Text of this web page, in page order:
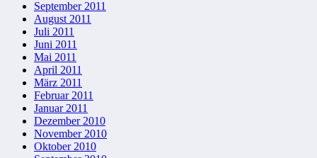
September 2011
August 2011
Juli 2011
Juni 2011
Mai 2011
April 2011
März 2011
Februar 2011
Januar 2011
Dezember 2010
November 2010
Oktober 2010